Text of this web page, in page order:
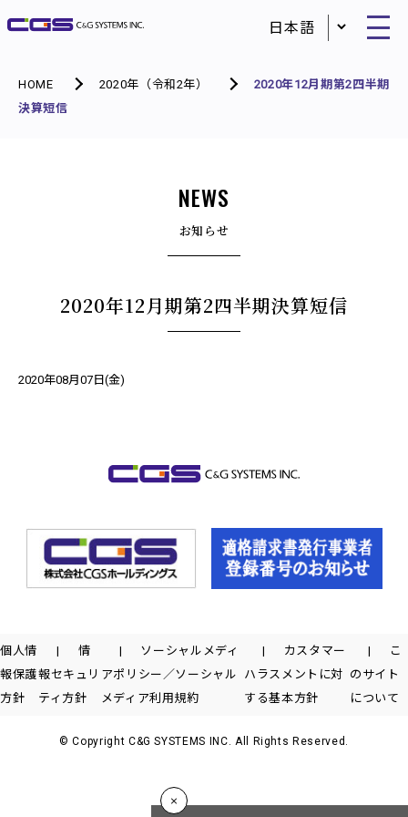
HOME 2020年（令和2年）
2020年12月期第2四半期
決算短信
NEWS
お知らせ
2020年12月期第2四半期決算短信
2020年08月07日(金)
個人情
報保護
方針
情
報セキュリ
ティ方針
ソーシャルメディ
アポリシー／ソーシャル
メディア利用規約
カスタマー
ハラスメントに対
する基本方針
こ
のサイト
について
© Copyright C&G SYSTEMS INC. All Rights Reserved.